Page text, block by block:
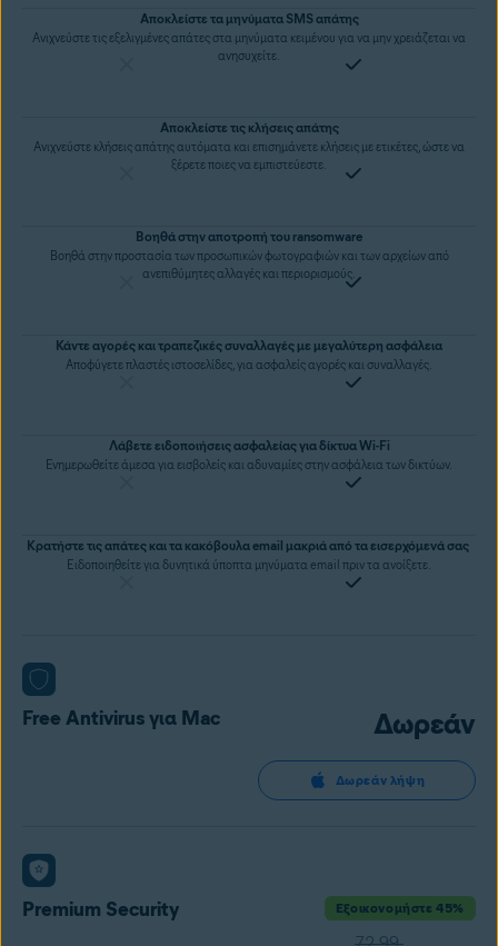
Αποκλείστε τα μηνύματα SMS απάτης
Ανιχνεύστε τις εξελιγμένες απάτες στα μηνύματα κειμένου για να μην χρειάζεται να
ανησυχείτε.
Αποκλείστε τις κλήσεις απάτης
Ανιχνεύστε κλήσεις απάτης αυτόματα και επισημάνετε κλήσεις με ετικέτες, ώστε να
ξέρετε ποιες να εμπιστεύεστε.
Βοηθά στην αποτροπή του ransomware
Βοηθά στην προστασία των προσωπικών φωτογραφιών και των αρχείων από
ανεπιθύμητες αλλαγές και περιορισμούς.
Κάντε αγορές και τραπεζικές συναλλαγές με μεγαλύτερη ασφάλεια
Αποφύγετε πλαστές ιστοσελίδες, για ασφαλείς αγορές και συναλλαγές.
Λάβετε ειδοποιήσεις ασφαλείας για δίκτυα Wi-Fi
Ενημερωθείτε άμεσα για εισβολείς και αδυναμίες στην ασφάλεια των δικτύων.
Κρατήστε τις απάτες και τα κακόβουλα email μακριά από τα εισερχόμενά σας
Ειδοποιηθείτε για δυνητικά ύποπτα μηνύματα email πριν τα ανοίξετε.
Free Antivirus για Mac Δωρεάν
Δωρεάν λήψη
Premium Security Εξοικονομήστε 45%